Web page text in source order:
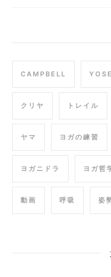
CAMPBELL
クリヤ トレイル
ヤマ ヨガの練習
ヨガニドラ ヨガ哲
動画 呼吸 姿